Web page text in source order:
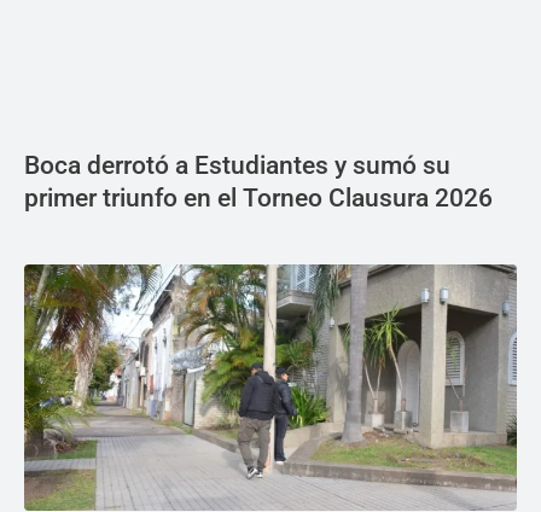
Boca derrotó a Estudiantes y sumó su
primer triunfo en el Torneo Clausura 2026